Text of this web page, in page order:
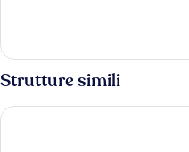
Strutture simili
Majestic Palace Hotel